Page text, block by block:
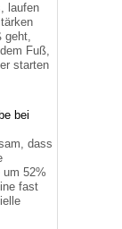
laufen
geht,
Fuß,
starten
bei
dass
52%
fast